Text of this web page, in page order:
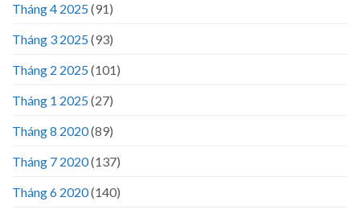
Tháng 4 2025(91)
Tháng 3 2025(93)
Tháng 2 2025(101)
Tháng 1 2025(27)
Tháng 8 2020(89)
Tháng 7 2020(137)
Tháng 6 2020(140)